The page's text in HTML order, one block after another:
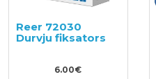
Reer 72030
Durvju fiksators
6.00€